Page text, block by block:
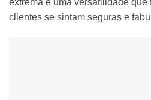
clientes se sintam seguras e